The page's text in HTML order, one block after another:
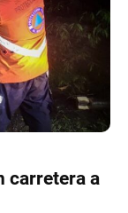
carretera a